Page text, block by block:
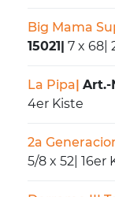
Big Mama
15021
7 x 68
La Pipa Art.-
4er Kiste
2a
5/8 x 52 16er